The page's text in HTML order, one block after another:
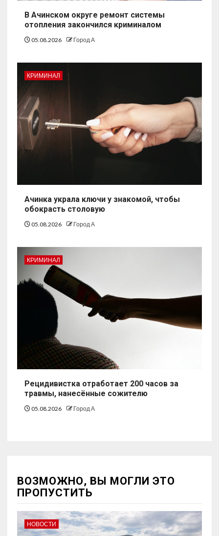
В Ачинском округе ремонт системы
отопления закончился криминалом
05.08.2026 Город А
КРИМИНАЛ
Ачинка украла ключи у знакомой, чтобы
обокрасть столовую
05.08.2026 Город А
КРИМИНАЛ
Рецидивистка отработает 200 часов за
травмы, нанесённые сожителю
05.08.2026 Город А
ВОЗМОЖНО, ВЫ МОГЛИ ЭТО
ПРОПУСТИТЬ
НОВОСТИ